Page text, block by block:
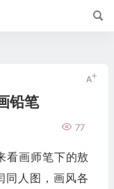
铅笔
77
看画师笔下的敖
同人图，画风各